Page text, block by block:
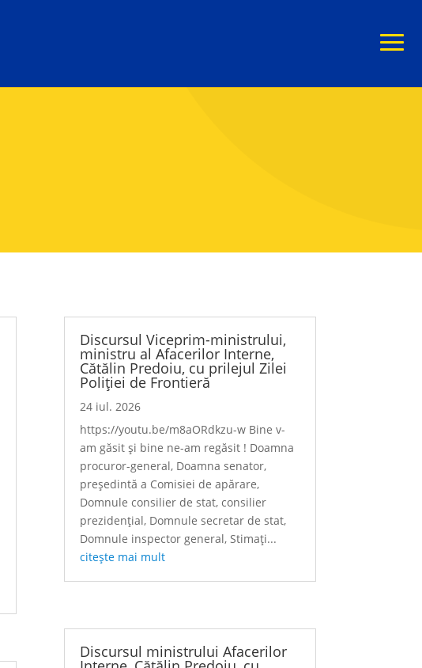
Discursul Viceprim-ministrului,
ministru al Afacerilor Interne,
Cătălin Predoiu, cu prilejul Zilei
Poliției de Frontieră
24 iul. 2026
https://youtu.be/m8aORdkzu-w Bine v-
am găsit și bine ne-am regăsit ! Doamna
procuror-general, Doamna senator,
președintă a Comisiei de apărare,
Domnule consilier de stat, consilier
prezidențial, Domnule secretar de stat,
Domnule inspector general, Stimați...
citește mai mult
Discursul ministrului Afacerilor